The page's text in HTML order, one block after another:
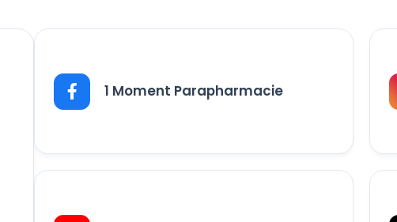
1 Moment Parapharmacie